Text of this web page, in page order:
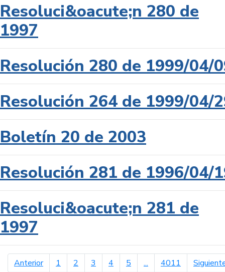
Resoluci&oacute;n 280 de
1997
Resolución 280 de 1999/04/
Resolución 264 de 1999/04/
Boletín 20 de 2003
Resolución 281 de 1996/04/
Resoluci&oacute;n 281 de
1997
Anteriorpágina anterior
1 2 3 4 5 ... 4011